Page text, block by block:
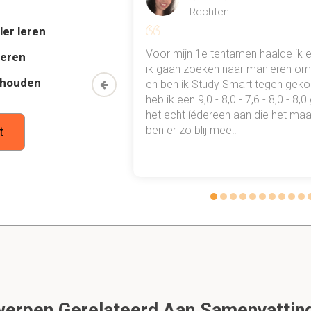
bepaald voor scheepvaartwegen in beheer bij een
dagelijks bestuur van het waterschap
gezag over een gemeentelijke scheepvaartweg?
zijn bevoegd.
leren
mn
een heel
gewoon
Rechten
Voor mijn 1e tentamen haalde ik
ik gaan zoeken naar manieren
en ben ik Study Smart tegen
heb ik een 9,0 - 8,0 - 7,6 - 8,0 -
het echt íédereen aan die het
ben er zo blij mee!!